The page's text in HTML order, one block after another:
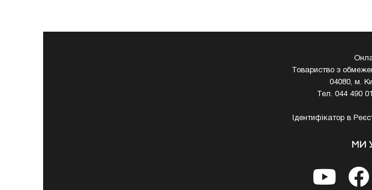
Товариство з
04080, м.
Тел. 044 490
Ідентифікатор в
МИ